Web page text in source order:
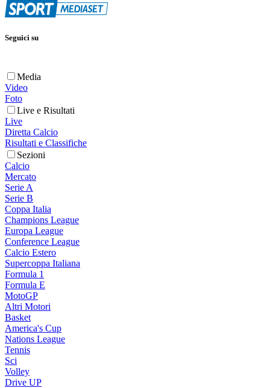
Seguici su
Media
Video
Foto
Live e Risultati
Live
Diretta Calcio
Risultati e Classifiche
Sezioni
Calcio
Mercato
Serie A
Serie B
Coppa Italia
Champions League
Europa League
Conference League
Calcio Estero
Supercoppa Italiana
Formula 1
Formula E
MotoGP
Altri Motori
Basket
America's Cup
Nations League
Tennis
Sci
Volley
Drive UP